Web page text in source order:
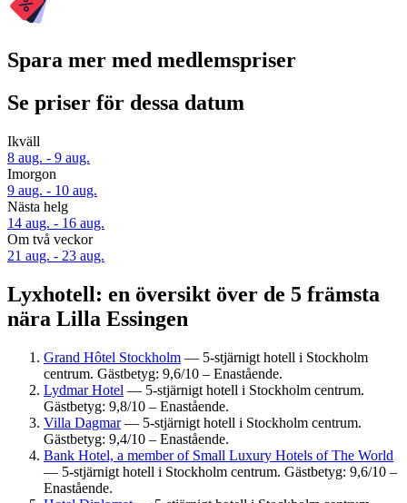
Spara mer med medlemspriser
Se priser för dessa datum
Ikväll
8 aug. - 9 aug.
Imorgon
9 aug. - 10 aug.
Nästa helg
14 aug. - 16 aug.
Om två veckor
21 aug. - 23 aug.
Lyxhotell: en översikt över de 5 främsta
nära Lilla Essingen
Grand Hôtel Stockholm — 5-stjärnigt hotell i Stockholm
centrum. Gästbetyg: 9,6/10 – Enastående.
Lydmar Hotel — 5-stjärnigt hotell i Stockholm centrum.
Gästbetyg: 9,8/10 – Enastående.
Villa Dagmar— 5-stjärnigt hotell i Stockholm centrum.
Gästbetyg: 9,4/10 – Enastående.
Bank Hotel, a member of Small Luxury Hotels of The World
— 5-stjärnigt hotell i Stockholm centrum. Gästbetyg: 9,6/10 –
Enastående.